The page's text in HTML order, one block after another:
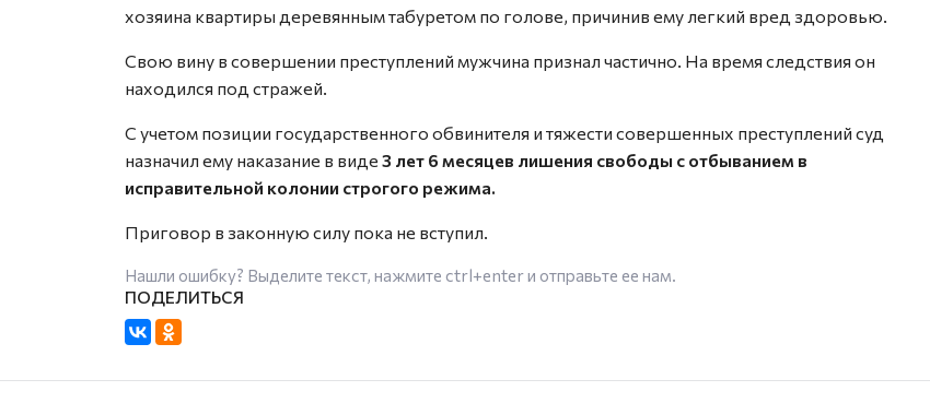
хозяина квартиры деревянным табуретом по голове, причинив ему легкий вред здоровью.
Свою вину в совершении преступлений мужчина признал частично. На время следствия он
находился под стражей.
С учетом позиции государственного обвинителя и тяжести совершенных преступлений суд
назначил ему наказание в виде 3 лет 6 месяцев лишения свободы с отбыванием в
исправительной колонии строгого режима.
Приговор в законную силу пока не вступил.
Нашли ошибку? Выделите текст, нажмите ctrl+enterи отправьте ее нам.